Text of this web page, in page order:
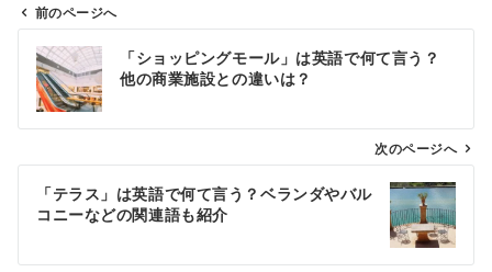
ン
前のページへ
「ショッピングモール」は英語で何て言う？
他の商業施設との違いは？
次のページへ
「テラス」は英語で何て言う？ベランダやバル
コニーなどの関連語も紹介